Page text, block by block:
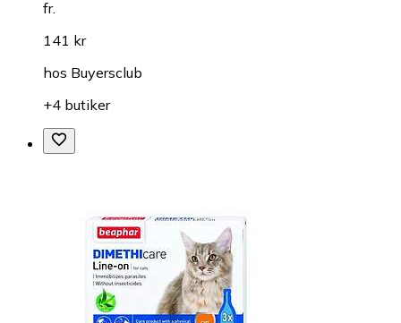
fr.
141 kr
hos Buyersclub
+4 butiker